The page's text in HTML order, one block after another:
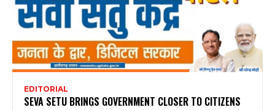
EDITORIAL
SEVA SETU BRINGS GOVERNMENT CLOSER TO CITIZENS